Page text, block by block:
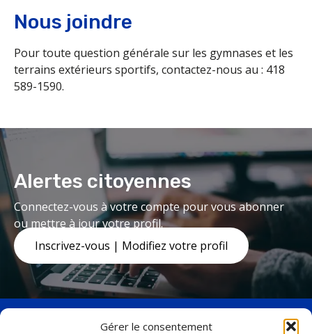
Gérer le consentement
Nous joindre
Pour toute question générale sur les gymnases et les
terrains extérieurs sportifs, contactez-nous au : 418
589-1590.
Alertes citoyennes
Connectez-vous à votre compte pour vous abonner
ou mettre à jour votre profil.
Inscrivez-vous | Modifiez votre profil